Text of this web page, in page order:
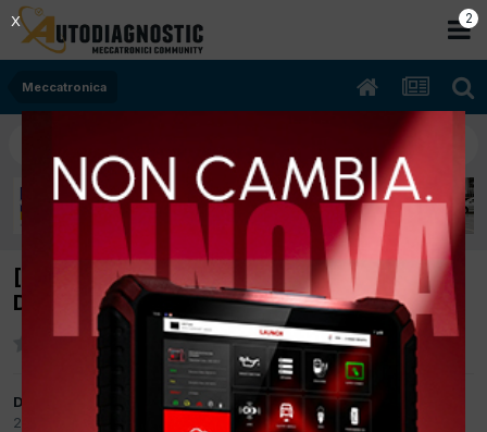
Meccatronica
[peugeot 407 04/2008 2179cc 4ht 125Kw
Diesel] anomalie baule posteriore
Da ennepi
20 Dicembre 2018
Meccatronica
2
X